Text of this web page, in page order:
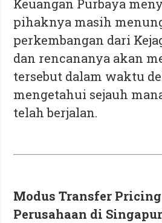
Keuangan Purbaya
pihaknya masih
perkembangan dari
dan rencananya akan
tersebut dalam waktu
mengetahui sejauh
telah berjalan.
Modus Transfer
Perusahaan di